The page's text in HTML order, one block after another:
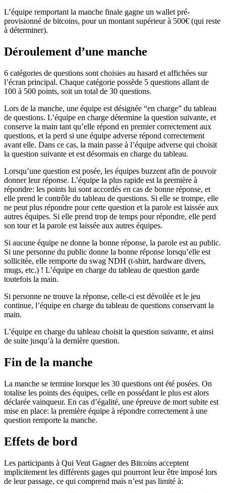
L’équipe remportant la manche finale gagne un wallet pré-
provisionné de bitcoins, pour un montant supérieur à 500€ (qui reste
à déterminer).
Déroulement d’une manche
6 catégories de questions sont choisies au hasard et affichées sur
l’écran principal. Chaque catégorie possède 5 questions allant de
100 à 500 points, soit un total de 30 questions.
Lors de la manche, une équipe est désignée “en charge” du tableau
de questions. L’équipe en charge détermine la question suivante, et
conserve la main tant qu’elle répond en premier correctement aux
questions, et la perd si une équipe adverse répond correctement
avant elle. Dans ce cas, la main passe à l’équipe adverse qui choisit
la question suivante et est désormais en charge du tableau.
Lorsqu’une question est posée, les équipes buzzent afin de pouvoir
donner leur réponse. L’équipe la plus rapide est la première à
répondre: les points lui sont accordés en cas de bonne réponse, et
elle prend le contrôle du tableau de questions. Si elle se trompe, elle
ne peut plus répondre pour cette question et la parole est laissée aux
autres équipes. Si elle prend trop de temps pour répondre, elle perd
son tour et la parole est laissée aux autres équipes.
Si aucune équipe ne donne la bonne réponse, la parole est au public.
Si une personne du public donne la bonne réponse lorsqu’elle est
sollicitée, elle remporte du swag NDH (t-shirt, hardware divers,
mugs, etc.) ! L’équipe en charge du tableau de question garde
toutefois la main.
Si personne ne trouve la réponse, celle-ci est dévoilée et le jeu
continue, l’équipe en charge du tableau de questions conservant la
main.
L’équipe en charge du tableau choisit la question suivante, et ainsi
de suite jusqu’à la dernière question.
Fin de la manche
La manche se termine lorsque les 30 questions ont été posées. On
totalise les points des équipes, celle en possédant le plus est alors
déclarée vainqueur. En cas d’égalité, une épreuve de mort subite est
mise en place: la première équipe à répondre correctement à une
question remporte la manche.
Effets de bord
Les participants à Qui Veut Gagner des Bitcoins acceptent
implicitement les différents gages qui pourront leur être imposé lors
de leur passage, ce qui comprend mais n’est pas limité à: